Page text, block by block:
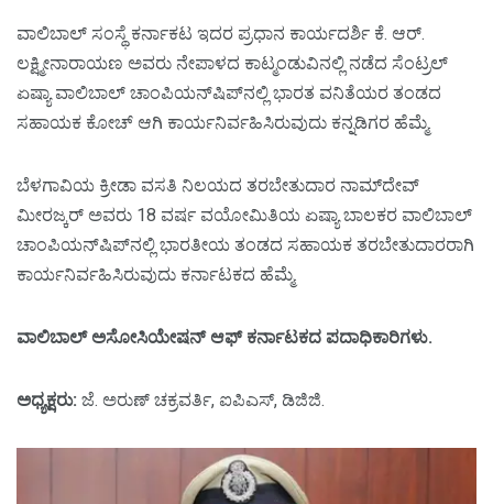
ವಾಲಿಬಾಲ್‌ ಸಂಸ್ಥೆ ಕರ್ನಾಕಟ ಇದರ ಪ್ರಧಾನ ಕಾರ್ಯದರ್ಶಿ ಕೆ. ಆರ್‌.
ಲಕ್ಷ್ಮೀನಾರಾಯಣ ಅವರು ನೇಪಾಳದ ಕಾಟ್ಮಂಡುವಿನಲ್ಲಿ ನಡೆದ ಸೆಂಟ್ರಲ್‌
ಏಷ್ಯಾ ವಾಲಿಬಾಲ್‌ ಚಾಂಪಿಯನ್‌ಷಿಪ್‌ನಲ್ಲಿ ಭಾರತ ವನಿತೆಯರ ತಂಡದ
ಸಹಾಯಕ ಕೋಚ್‌ ಆಗಿ ಕಾರ್ಯನಿರ್ವಹಿಸಿರುವುದು ಕನ್ನಡಿಗರ ಹೆಮ್ಮೆ.
ಬೆಳಗಾವಿಯ ಕ್ರೀಡಾ ವಸತಿ ನಿಲಯದ ತರಬೇತುದಾರ ನಾಮ್‌ದೇವ್‌
ಮೀರಜ್ಕರ್‌ ಅವರು 18 ವರ್ಷ ವಯೋಮಿತಿಯ ಏಷ್ಯಾ ಬಾಲಕರ ವಾಲಿಬಾಲ್‌
ಚಾಂಪಿಯನ್‌ಷಿಪ್‌ನಲ್ಲಿ ಭಾರತೀಯ ತಂಡದ ಸಹಾಯಕ ತರಬೇತುದಾರರಾಗಿ
ಕಾರ್ಯನಿರ್ವಹಿಸಿರುವುದು ಕರ್ನಾಟಕದ ಹೆಮ್ಮೆ.
ವಾಲಿಬಾಲ್‌ ಅಸೋಸಿಯೇಷನ್‌ ಆಫ್‌ ಕರ್ನಾಟಕದ ಪದಾಧಿಕಾರಿಗಳು.
ಅಧ್ಯಕ್ಷರು: ಜೆ. ಅರುಣ್‌ ಚಕ್ರವರ್ತಿ, ಐಪಿಎಸ್‌, ಡಿಜಿಜಿ.